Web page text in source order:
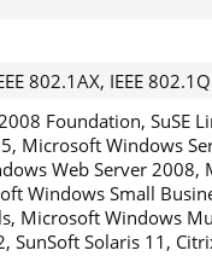
802.1AX, IEEE
Foundation, SuSE
Microsoft Windows
Web Server 2008,
Windows Small
Microsoft Windows
Solaris 11,